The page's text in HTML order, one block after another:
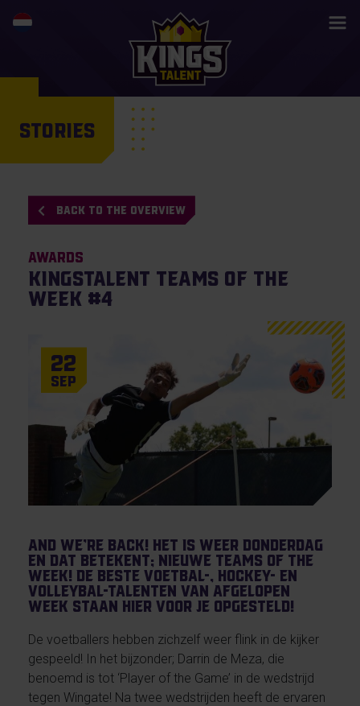
STORIES
BACK TO THE OVERVIEW
Awards
KingsTalent Teams of the
Week #4
22
Sep
And we’re back! Het is weer donderdag
en dat betekent; nieuwe Teams of the
Week! De beste voetbal-, hockey- en
volleybal-talenten van afgelopen
week staan hier voor je opgesteld!
De voetballers hebben zichzelf weer flink in de kijker
gespeeld! In het bijzonder; Darrin de Meza, die
benoemd is tot ‘Player of the Game’ in de wedstrijd
tegen Wingate! Na twee wedstrijden heeft de ervaren